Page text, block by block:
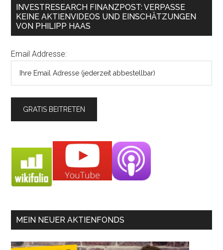
INVESTRESEARCH FINANZPOST: VERPASSE
KEINE AKTIENVIDEOS UND EINSCHÄTZUNGEN
VON PHILIPP HAAS
Email Addresse:
MEIN NEUER AKTIENFONDS